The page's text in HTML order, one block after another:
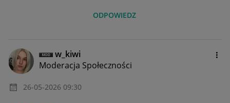
ODPOWIEDZ
w_kiwi
Moderacja Społeczności
‎26-05-2026 09:30